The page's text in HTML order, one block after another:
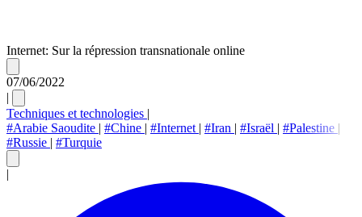
Internet: Sur la répression transnationale online
07/06/2022
|
Techniques et technologies |
#Arabie Saoudite | #Chine | #Internet | #Iran | #Israël | #Palestine |
#Russie | #Turquie
|